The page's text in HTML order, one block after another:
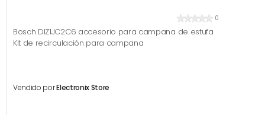
0
Bosch DIZ1JC2C6 accesorio para campana de estufa
Kit de recirculación para campana
Vendido porElectronix Store